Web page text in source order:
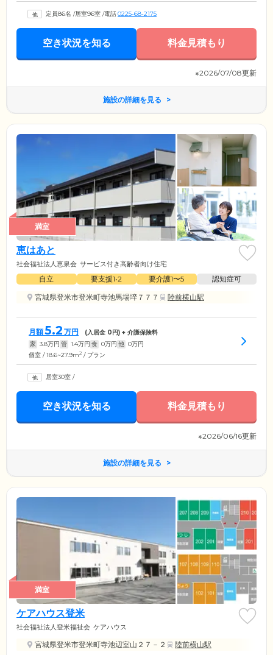
定員86名 /居室96室 /電話0225-68-2175
空き状況を知る 料金見積もり
※2026/07/08更新
施設の詳細を見る
満室
恵はあと
社会福祉法人恵泉会 サービス付き高齢者向け住宅
自立 要支援1•2 要介護1〜5
認知症可
宮城県登米市登米町寺池馬場埣７７７
陸前横山駅
月額5.2 万円 (入居金 0円) + 介護保険料
家 3.8万円 管 1.4万円 食 0万円 他 0万円
個室 / 18.6~27.9m2 / プラン
居室30室 /
空き状況を知る 料金見積もり
※2026/06/16更新
施設の詳細を見る
満室
ケアハウス登米
社会福祉法人登米福祉会 ケアハウス
宮城県登米市登米町寺池辺室山２７－２ 陸前横山駅